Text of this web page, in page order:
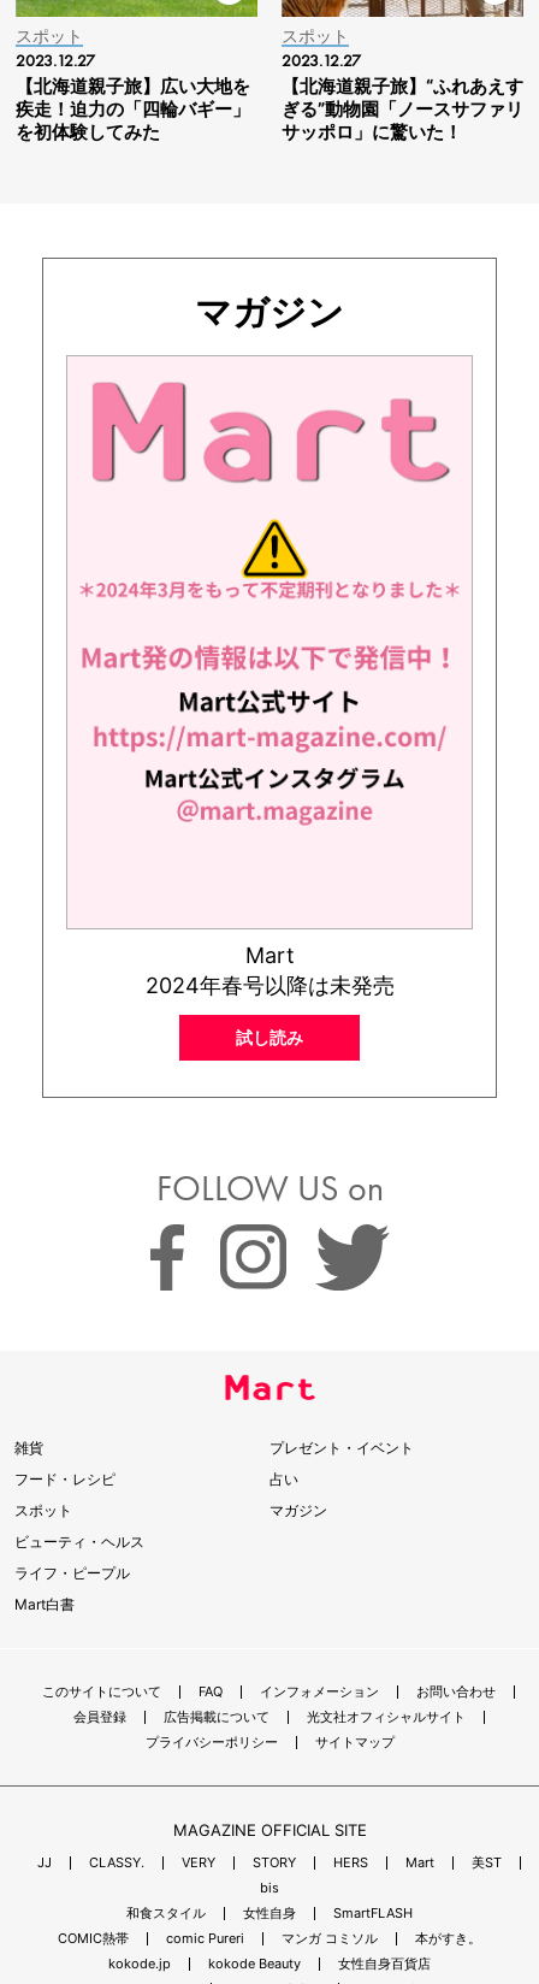
スポット
2023.12.27
【北海道親子旅】広い大地を
疾走！迫力の「四輪バギー」
を初体験してみた
スポット
2023.12.27
【北海道親子旅】“ふれあえす
ぎる”動物園「ノースサファリ
サッポロ」に驚いた！
マガジン
Mart
2024年春号以降は未発売
試し読み
FOLLOW US on
雑貨
フード・レシピ
スポット
ビューティ・ヘルス
ライフ・ピープル
Mart白書
プレゼント・イベント
占い
マガジン
このサイトについて FAQ インフォメーション
お問い合わせ
会員登録
広告掲載について
光文社オフィシャルサイト
プライバシーポリシー
サイトマップ
MAGAZINE OFFICIAL SITE
JJ CLASSY. VERY STORY HERS Mart
美ST
bis
和食スタイル
女性自身
SmartFLASH
COMIC熱帯
comic Pureri マンガ コミソル
本がすき。
kokode.jp
kokode Beauty
女性自身百貨店